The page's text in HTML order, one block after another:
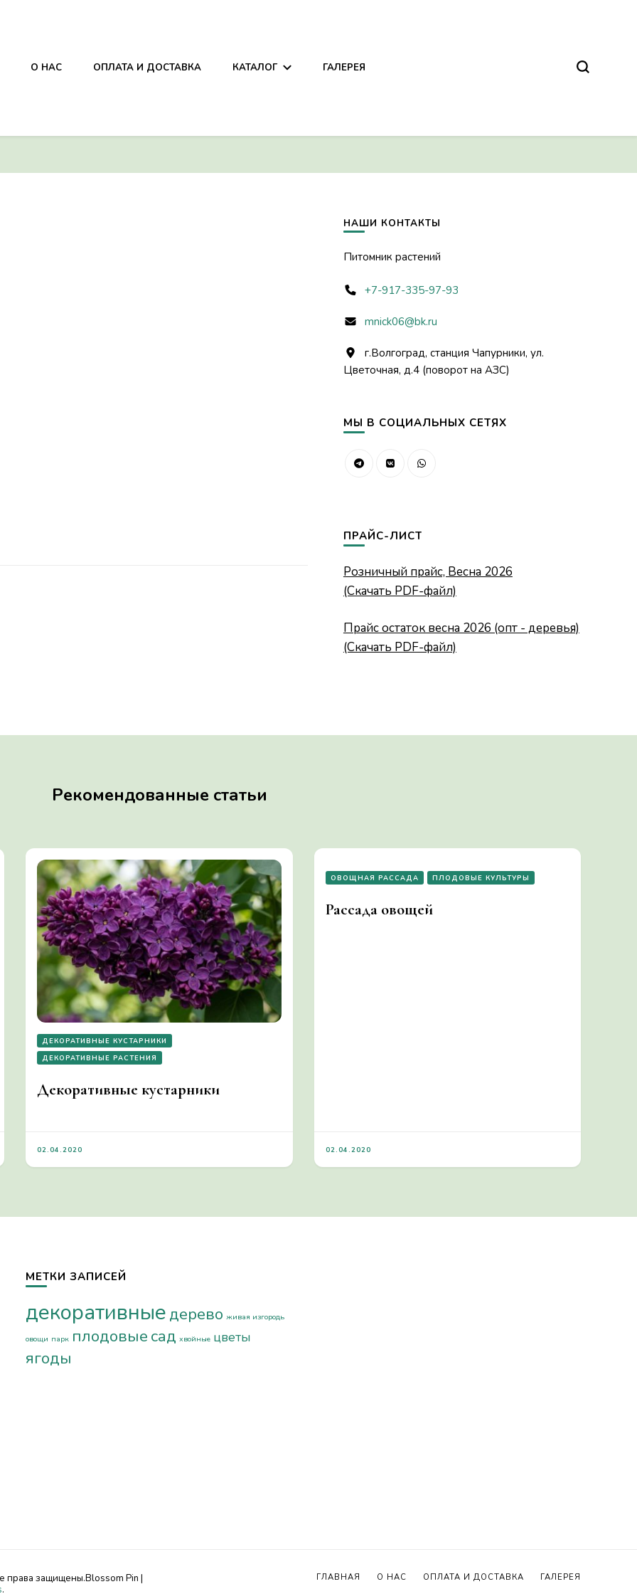
О НАС ОПЛАТА И ДОСТАВКА КАТАЛОГ ГАЛЕРЕЯ
НАШИ КОНТАКТЫ
Питомник растений
+7-917-335-97-93
mnick06@bk.ru
г.Волгоград, станция Чапурники, ул.
Цветочная, д.4 (поворот на АЗС)
МЫ В СОЦИАЛЬНЫХ СЕТЯХ
ПРАЙС-ЛИСТ
Розничный прайс, Весна 2026
(Скачать PDF-файл)
Прайс остаток весна 2026 (опт - деревья)
(Скачать PDF-файл)
Рекомендованные статьи
ДЕКОРАТИВНЫЕ КУСТАРНИКИ
ДЕКОРАТИВНЫЕ РАСТЕНИЯ
Декоративные кустарники
02.04.2020
ОВОЩНАЯ РАССАДА ПЛОДОВЫЕ КУЛЬТУРЫ
Рассада овощей
02.04.2020
МЕТКИ ЗАПИСЕЙ
декоративныедерево живая изгородь
овощи парк плодовыесад хвойные цветы
ягоды
права защищены.Blossom Pin |
.
ГЛАВНАЯ О НАС ОПЛАТА И ДОСТАВКА ГАЛЕРЕЯ